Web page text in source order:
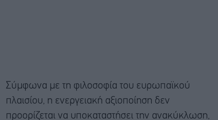
Σύμφωνα με τη φιλοσοφία του ευρωπαϊκού
πλαισίου, η ενεργειακή αξιοποίηση δεν
προορίζεται να υποκαταστήσει την ανακύκλωση,